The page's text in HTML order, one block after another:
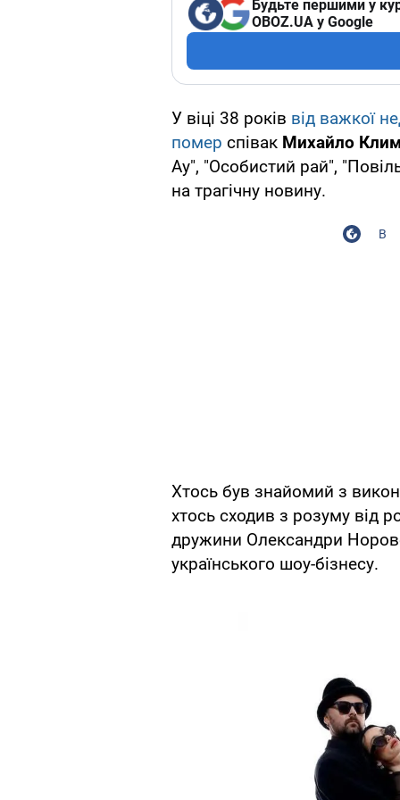
Будьте першими у
OBOZ.UA у Google
У віці 38 років від важкої
помер співак Михайло
Ау", "Особистий рай",
на трагічну новину.
Хтось був знайомий з
хтось сходив з розуму від
дружини Олександри
українського шоу-бізнесу.